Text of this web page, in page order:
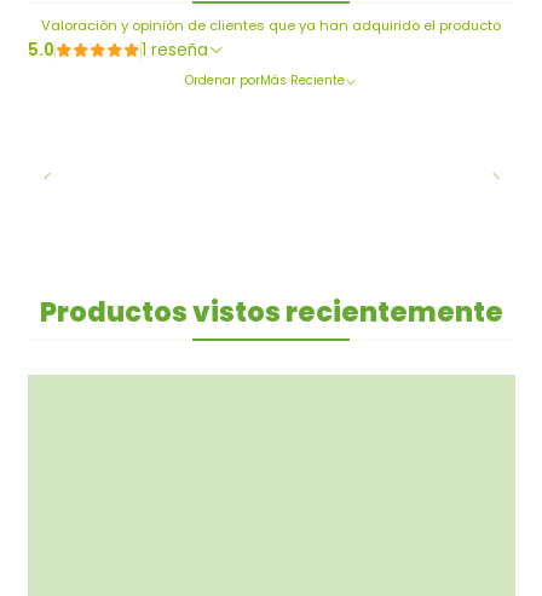
Valoración y opinión de clientes que ya han adquirido el producto
5.0 1 reseña
Ordenar porMás Reciente
Productos vistos recientemente